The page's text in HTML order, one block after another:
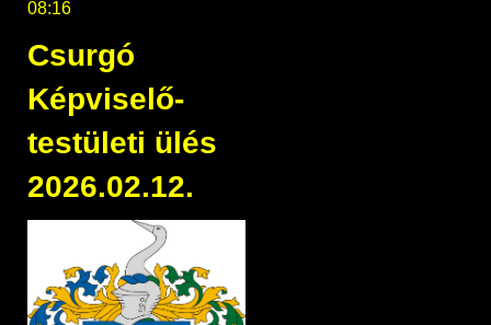
08:16
Csurgó
Képviselő-
testületi ülés
2026.02.12.